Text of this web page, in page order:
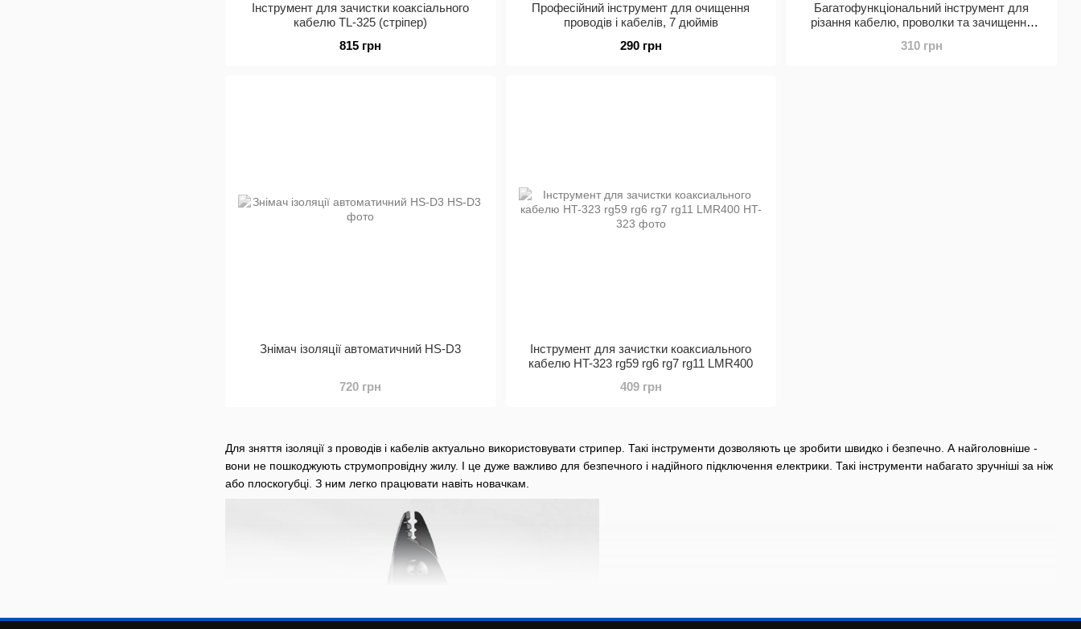
Для зняття ізоляції з проводів і кабелів актуально використовувати стрипер. Такі інструменти дозволяють це зробити швидко і безпечно. А найголовніше -
вони не пошкоджують струмопровідну жилу. І це дуже важливо для безпечного і надійного підключення електрики. Такі інструменти набагато зручніші за ніж
або плоскогубці. З ним легко працювати навіть новачкам.
Інструмент для зачистки коаксіального
кабелю TL-325 (стріпер)
815 грн
Професійний інструмент для очищення
проводів і кабелів, 7 дюймів
290 грн
Багатофункціональний інструмент для
різання кабелю, проволки та зачищення
310 грн
Знімач ізоляції автоматичний HS-D3
720 грн
Інструмент для зачистки коаксиального
кабелю HT-323 rg59 rg6 rg7 rg11 LMR400
409 грн